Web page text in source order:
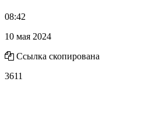
08:42
10 мая 2024
Ссылка скопирована
3611